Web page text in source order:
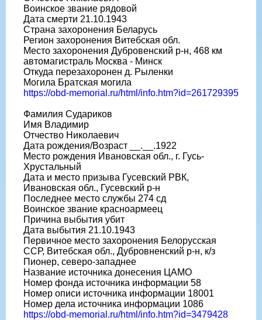
Воинское звание рядовой
Дата смерти 21.10.1943
Страна захоронения Беларусь
Регион захоронения Витебская обл.
Место захоронения Дубровенский р-н, 468 км
автомагистраль Москва - Минск
Откуда перезахоронен д. Рыленки
Могила Братская могила
https://obd-memorial.ru/html/info.htm?id=261729395
Фамилия Судариков
Имя Владимир
Отчество Николаевич
Дата рождения/Возраст __.__.1922
Место рождения Ивановская обл., г. Гусь-
Хрустальный
Дата и место призыва Гусевский РВК,
Ивановская обл., Гусевский р-н
Последнее место службы 274 сд
Воинское звание красноармеец
Причина выбытия убит
Дата выбытия 21.10.1943
Первичное место захоронения Белорусская
ССР, Витебская обл., Дубровненский р-н, к/з
Пионер, северо-западнее
Название источника донесения ЦАМО
Номер фонда источника информации 58
Номер описи источника информации 18001
Номер дела источника информации 1086
https://obd-memorial.ru/html/info.htm?id=3479428